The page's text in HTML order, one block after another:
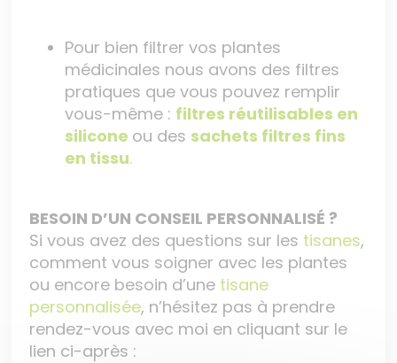
Pour bien filtrer vos plantes
médicinales nous avons des filtres
pratiques que vous pouvez remplir
vous-même : filtres réutilisables en
silicone ou des sachets filtres fins
en tissu.
BESOIN D’UN CONSEIL PERSONNALISÉ ?
Si vous avez des questions sur les tisanes,
comment vous soigner avec les plantes
ou encore besoin d’une tisane
personnalisée, n’hésitez pas à prendre
rendez-vous avec moi en cliquant sur le
lien ci-après :